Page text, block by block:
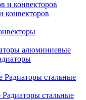
конвекторов
алюминиевые
Радиаторы стальные
Радиаторы стальные